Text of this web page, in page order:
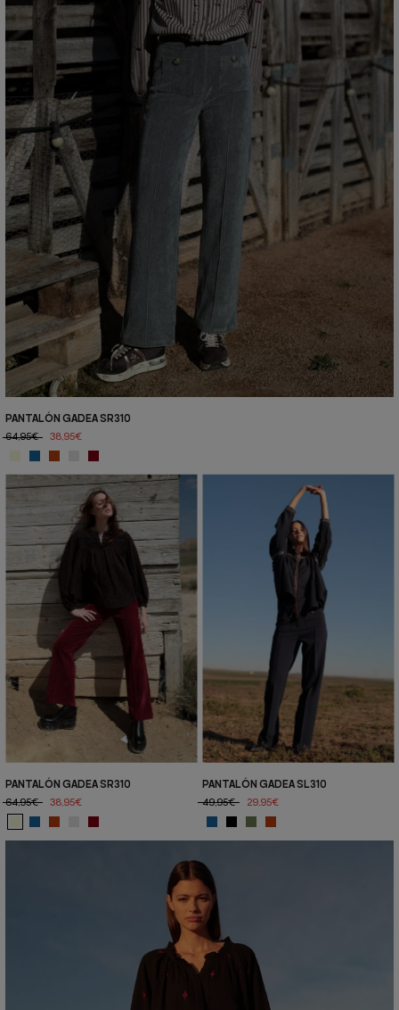
PANTALÓN GADEA SR310
64,95€
38,95€
PANTALÓN GADEA SR310
64,95€
38,95€
PANTALÓN GADEA SL310
49,95€
29,95€